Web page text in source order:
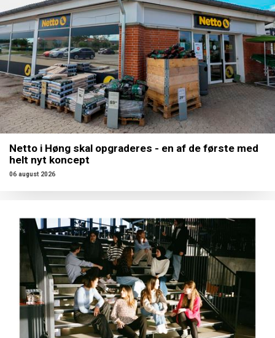
Netto i Høng skal opgraderes - en af de første med
helt nyt koncept
06 august 2026